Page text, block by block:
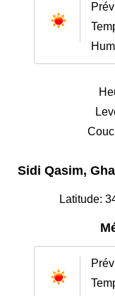
Sidi Qasim,
Latitude: